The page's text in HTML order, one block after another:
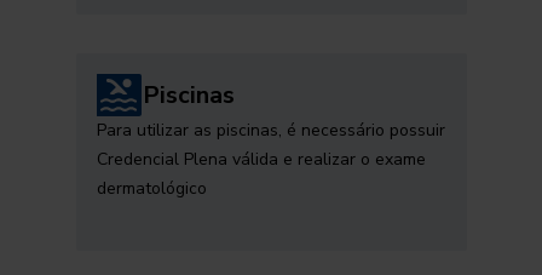
Piscinas
Para utilizar as piscinas, é necessário possuir
Credencial Plena válida e realizar o exame
dermatológico